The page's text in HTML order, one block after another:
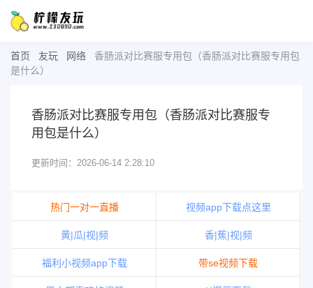
首页 友玩 网络
香肠派对比赛服专用包（香肠派对比赛服专用包
是什么）
香肠派对比赛服专用包（香肠派对比赛服专
用包是什么）
更新时间：2026-06-14 2:28:10
热门一对一直播 视频app下载点这里
黄|瓜|视|频 香|蕉|视|频
福利小视频app下载 带se视频下载